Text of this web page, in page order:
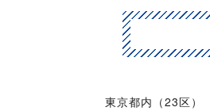
東京都内（23区）